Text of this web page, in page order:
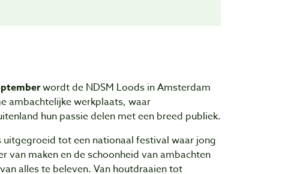
wordt de NDSM Loods in Amsterdam
ambachtelijke werkplaats, waar
hun passie delen met een breed publiek.
tot een nationaal festival waar jong
van maken en de schoonheid van ambachten
alles te beleven. Van houtdraaien tot